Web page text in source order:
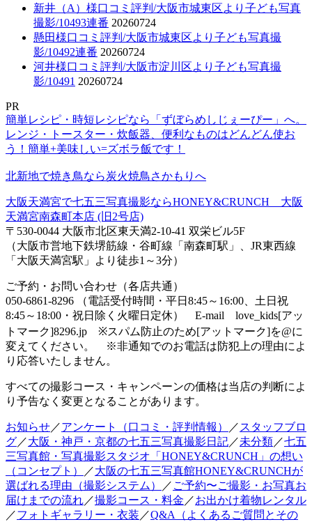
新井（A）様口コミ評判/大阪市城東区より子ども写真
撮影/10493連番 20260724
懸田様口コミ評判/大阪市城東区より子ども写真撮
影/10492連番 20260724
河井様口コミ評判/大阪市淀川区より子ども写真撮
影/10491 20260724
PR
簡単レシピ・時短レシピなら「ずぼらめしじぇーぴー」へ。
レンジ・トースター・炊飯器、便利なものはどんどん使お
う！簡単+美味しい=ズボラ飯です！
北新地で焼き鳥なら炭火焼鳥さかもりへ
大阪天満宮で七五三写真撮影ならHONEY&CRUNCH 大阪
天満宮南森町本店 (旧2号店)
〒530-0044 大阪市北区東天満2-10-41 双栄ビル5F
（大阪市営地下鉄堺筋線・谷町線「南森町駅」、JR東西線
「大阪天満宮駅」より徒歩1～3分）
ご予約・お問い合わせ（各店共通）
050-6861-8296 （電話受付時間・平日8:45～16:00、土日祝
8:45～18:00・祝日除く火曜日定休） E-mail love_kids[アッ
トマーク]8296.jp ※スパム防止のため[アットマーク]を@に
変えてください。 ※非通知でのお電話は防犯上の理由によ
り応答いたしません。
すべての撮影コース・キャンペーンの価格は当店の判断によ
り予告なく変更となることがあります。
お知らせ／アンケート（口コミ・評判情報） ／ スタッフブロ
グ／大阪・神戸・京都の七五三写真撮影日記／未分類／七五
三写真館・写真撮影スタジオ「HONEY&CRUNCH」の想い
（コンセプト）
／大阪の七五三写真館HONEY&CRUNCHが
選ばれる理由（撮影システム）
／ ご予約〜ご撮影・お写真お
届けまでの流れ／撮影コース・料金 ／お出かけ着物レンタル
／フォトギャラリー・衣装 ／Q&A（よくあるご質問とその